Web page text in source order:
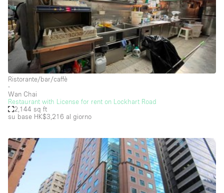
Servizio
fotografico
Conferenza Meeting Ufficio
Acquista
Condividi
Tipo di spazio
Acquista Condividi
Altro
Appartamento/loft
Boutique/negozio
Camion
Container
Ristorante/bar/caffè
∙
Wan Chai
Restaurant with License for rent on Lockhart Road
2,144 sq ft
su base HK$3,216 al giorno